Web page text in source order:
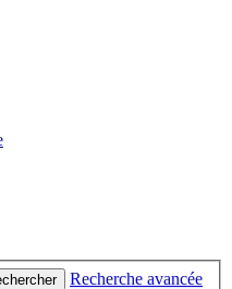
Recherche avancée